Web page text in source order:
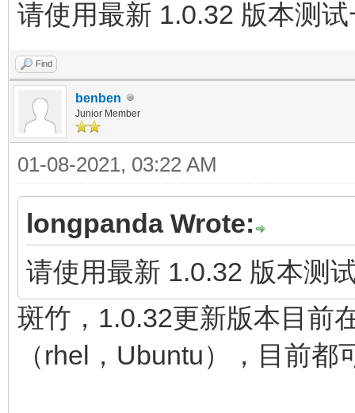
请使用最新 1.0.32 版本测
Find
benben
Junior Member
01-08-2021, 03:22 AM
longpanda Wrote:
请使用最新 1.0.32 版本测
斑竹，1.0.32更新版本目前
（rhel，Ubuntu），目前